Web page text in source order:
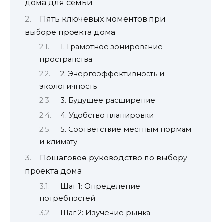
дома для семьи
Пять ключевых моментов при
выборе проекта дома
1. Грамотное зонирование
пространства
2. Энергоэффективность и
экологичность
3. Будущее расширение
4. Удобство планировки
5. Соответствие местным нормам
и климату
Пошаговое руководство по выбору
проекта дома
Шаг 1: Определение
потребностей
Шаг 2: Изучение рынка